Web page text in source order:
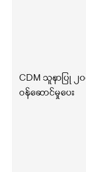
CDM သူနာပြု ၂
ဝန်ဆောင်မှုပေး